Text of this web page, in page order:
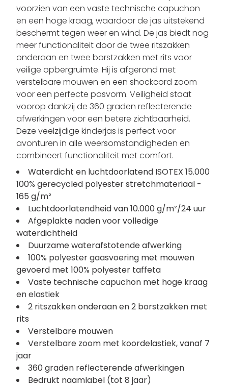
voorzien van een vaste technische capuchon
en een hoge kraag, waardoor de jas uitstekend
beschermt tegen weer en wind. De jas biedt nog
meer functionaliteit door de twee ritszakken
onderaan en twee borstzakken met rits voor
veilige opbergruimte. Hij is afgerond met
verstelbare mouwen en een shockcord zoom
voor een perfecte pasvorm. Veiligheid staat
voorop dankzij de 360 graden reflecterende
afwerkingen voor een betere zichtbaarheid.
Deze veelzijdige kinderjas is perfect voor
avonturen in alle weersomstandigheden en
combineert functionaliteit met comfort.
Waterdicht en luchtdoorlatend ISOTEX 15.000
100% gerecycled polyester stretchmateriaal -
165 g/m²
Luchtdoorlatendheid van 10.000 g/m²/24 uur
Afgeplakte naden voor volledige
waterdichtheid
Duurzame waterafstotende afwerking
100% polyester gaasvoering met mouwen
gevoerd met 100% polyester taffeta
Vaste technische capuchon met hoge kraag
en elastiek
2 ritszakken onderaan en 2 borstzakken met
rits
Verstelbare mouwen
Verstelbare zoom met koordelastiek, vanaf 7
jaar
360 graden reflecterende afwerkingen
Bedrukt naamlabel (tot 8 jaar)